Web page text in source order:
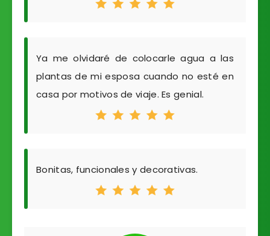
Ya me olvidaré de colocarle agua a las
plantas de mi esposa cuando no esté en
casa por motivos de viaje. Es genial.
Bonitas, funcionales y decorativas.